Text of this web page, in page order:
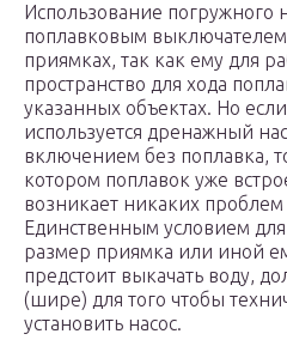
Использование погружного
поплавковым
приямках, так как ему для
пространство для хода
указанных объектах. Но если
используется дренажный
включением без поплавка,
котором поплавок уже
возникает никаких проблем
Единственным условием для
размер приямка или иной
предстоит выкачать воду,
(шире) для того чтобы
установить насос.